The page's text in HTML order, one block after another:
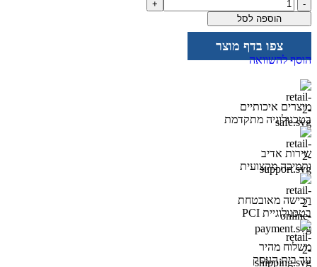
הוספה לסל
צפו בדף מוצר
הוסף להשוואה
מוצרים איכותיים
בטכנולוגיה מתקדמת
שירות אדיב
ותמיכה מקצועית
רכישה מאובטחת
בטכנולוגיית PCI
משלוח מהיר
עד בית העסק